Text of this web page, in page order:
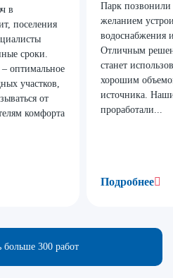
в
поселения
сроки.
оптимальное
участков,
от
комфорта
Парк
желанием
водоснабжения
Отличным
станет
хорошим
источника.
проработали...
Подробнее
больше 300 работ